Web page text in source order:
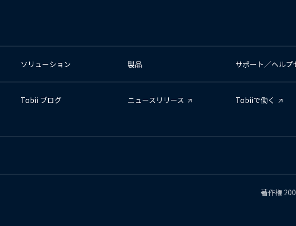
ソリューション 製品 サポート／ヘルプ
Tobii ブログ ニュースリリース Tobiiで働く
著作権